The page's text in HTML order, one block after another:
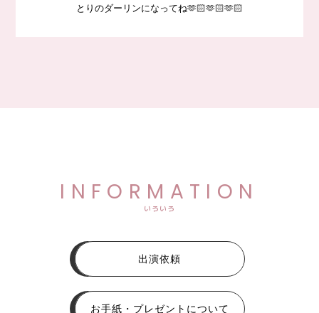
とりのダーリンになってね🫶🏻🫶🏻🫶🏻
INFORMATION
いろいろ
出演依頼
お手紙・プレゼントについて